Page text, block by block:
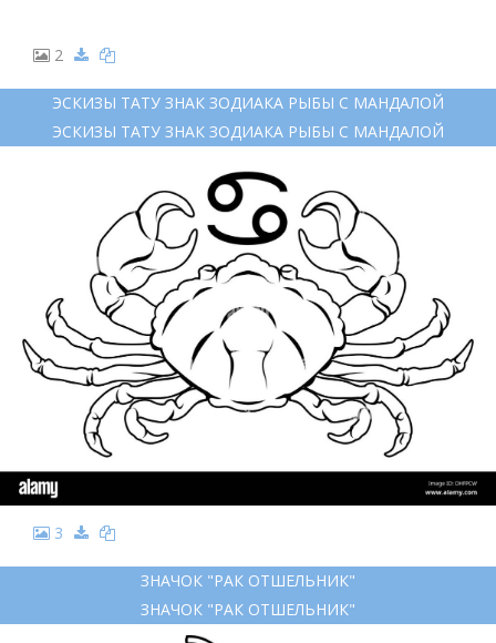
2
ЭСКИЗЫ ТАТУ ЗНАК ЗОДИАКА РЫБЫ С МАНДАЛОЙ
ЭСКИЗЫ ТАТУ ЗНАК ЗОДИАКА РЫБЫ С МАНДАЛОЙ
3
ЗНАЧОК "РАК ОТШЕЛЬНИК"
ЗНАЧОК "РАК ОТШЕЛЬНИК"